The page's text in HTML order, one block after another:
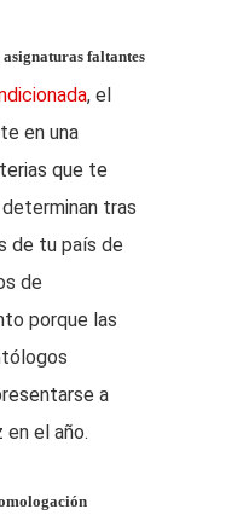
faltantes
, el
en una
que te
tras
de tu país de
de
porque las
a
en el año.